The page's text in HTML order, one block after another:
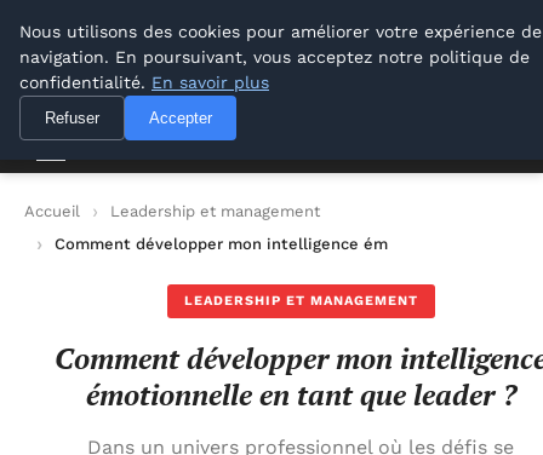
M Zone Studio
M Zone Studio
Accueil
Leadership et management
Comment développer mon intelligence émotionnelle en tant
LEADERSHIP ET MANAGEMENT
Comment développer mon
émotionnelle en tant que leader ?
Dans un univers professionnel où les défis se
Nous utilisons des cookies pour améliorer votre expérience de
navigation. En poursuivant, vous acceptez notre politique de
confidentialité. En savoir plus
Refuser Accepter